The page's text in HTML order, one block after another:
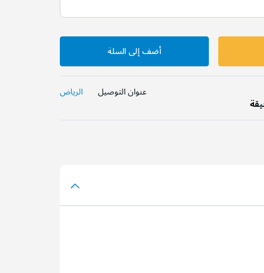
أضف إلى السلة
عنوان التوصيل الرياض